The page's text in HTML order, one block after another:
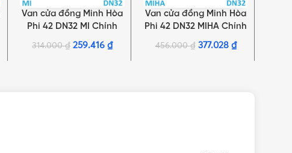
THÊM VÀO GIỎ HÀNG
Van cửa đồng Minh Hòa
Phi 42 DN32 MI Chính
hãng
314.000₫ 259.416 ₫
THÊM VÀO GIỎ HÀNG
Van cửa đồng Minh Hòa
Phi 42 DN32 MIHA Chính
hãng
456.000₫ 377.028 ₫